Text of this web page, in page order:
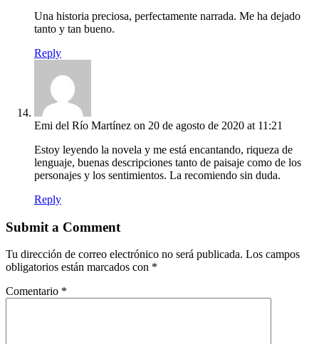
Una historia preciosa, perfectamente narrada. Me ha dejado
tanto y tan bueno.
Reply
Emi del Río Martínez on 20 de agosto de 2020 at 11:21
Estoy leyendo la novela y me está encantando, riqueza de
lenguaje, buenas descripciones tanto de paisaje como de los
personajes y los sentimientos. La recomiendo sin duda.
Reply
Submit a Comment
Tu dirección de correo electrónico no será publicada. Los campos
obligatorios están marcados con *
Comentario *